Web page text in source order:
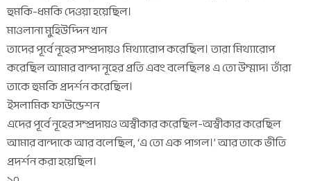
হুমকি-ধমকি দেওয়া হয়েছিল।
মাওলানা মুহিউদ্দিন খান
তাদের পূর্বে নূহের সম্প্রদায়ও মিথ্যারোপ করেছিল। তারা মিথ্যারোপ
করেছিল আমার বান্দা নূহের প্রতি এবং বলেছিলঃ এ তো উম্মাদ। তাঁরা
তাকে হুমকি প্রদর্শন করেছিল।
ইসলামিক ফাউন্ডেশন
এদের পূর্বে নূহের সম্প্রদায়ও অস্বীকার করেছিল-অস্বীকার করেছিল
আমার বান্দাকে আর বলেছিল, ‘এ তো এক পাগল।’ আর তাকে ভীতি
প্রদর্শন করা হয়েছিল।